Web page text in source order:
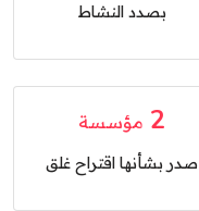
بصدد النشاط
2 مؤسسة
صدر بشأنها اقتراح غلق